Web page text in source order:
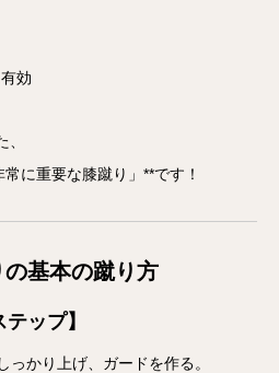
効
に重要な膝蹴り」**です！
基本の蹴り方
ップ】
かり上げ、ガードを作る。